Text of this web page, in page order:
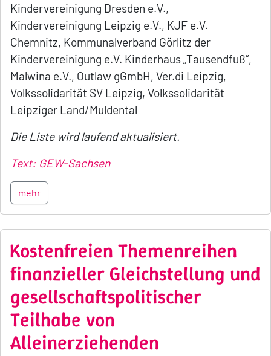
Kindervereinigung Dresden e.V.,
Kindervereinigung Leipzig e.V., KJF e.V.
Chemnitz, Kommunalverband Görlitz der
Kindervereinigung e.V. Kinderhaus „Tausendfuß“,
Malwina e.V., Outlaw gGmbH, Ver.di Leipzig,
Volkssolidarität SV Leipzig, Volkssolidarität
Leipziger Land/Muldental
Die Liste wird laufend aktualisiert.
Text: GEW-Sachsen
mehr
Kostenfreien Themenreihen
finanzieller Gleichstellung und
gesellschaftspolitischer
Teilhabe von
Alleinerziehenden